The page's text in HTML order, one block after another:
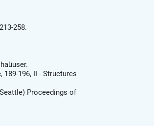
258.
196, II - Structures
Proceedings of